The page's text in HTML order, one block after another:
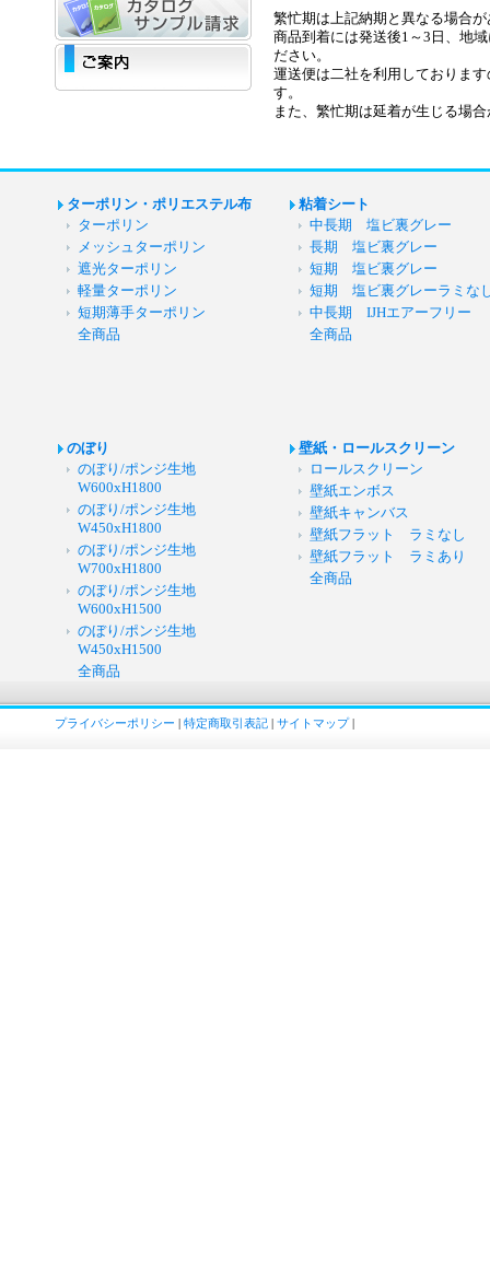
繁忙期は上記納期と異なる場合
商品到着には発送後1～3日、地
ださい。
運送便は二社を利用しておりま
す。
また、繁忙期は延着が生じる場
ターポリン・ポリエステル布
ターポリン
メッシュターポリン
遮光ターポリン
軽量ターポリン
短期薄手ターポリン
全商品
粘着シート
中長期 塩ビ裏グレー
長期 塩ビ裏グレー
短期 塩ビ裏グレー
短期 塩ビ裏グレーラミな
中長期 IJHエアーフリー
全商品
のぼり
のぼり/ポンジ生地
W600xH1800
のぼり/ポンジ生地
W450xH1800
のぼり/ポンジ生地
W700xH1800
のぼり/ポンジ生地
W600xH1500
のぼり/ポンジ生地
W450xH1500
全商品
壁紙・ロールスクリーン
ロールスクリーン
壁紙エンボス
壁紙キャンバス
壁紙フラット ラミなし
壁紙フラット ラミあり
全商品
プライバシーポリシー | 特定商取引表記 | サイトマップ|